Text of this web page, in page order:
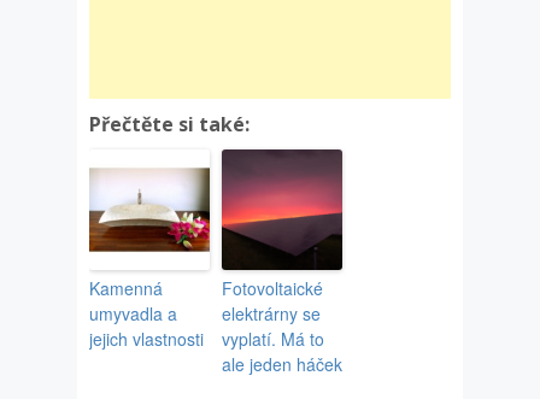
Přečtěte si také:
Kamenná
umyvadla a
jejich vlastnosti
Fotovoltaické
elektrárny se
vyplatí. Má to
ale jeden háček